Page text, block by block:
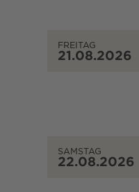
FREITAG
21.08.2026
SAMSTAG
22.08.2026